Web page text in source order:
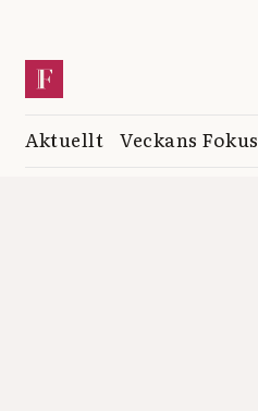
Aktuellt Veckans Fokus